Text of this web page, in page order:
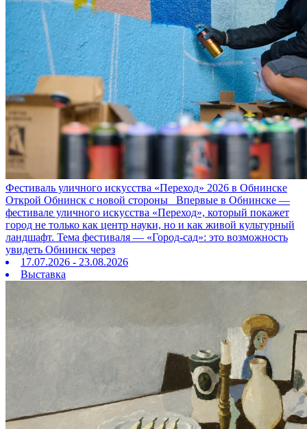
Фестиваль уличного искусства «Переход» 2026 в Обнинске
Открой Обнинск с новой стороны Впервые в Обнинске —
фестивале уличного искусства «Переход», который покажет
город не только как центр науки, но и как живой культурный
ландшафт. Тема фестиваля — «Город‑сад»: это возможность
увидеть Обнинск через
17.07.2026 - 23.08.2026
Выставка